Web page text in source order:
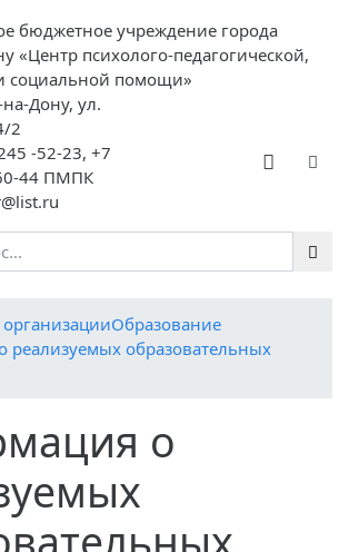
бюджетное учреждение города
«Центр психолого-педагогической,
социальной помощи»
на-Дону, ул.
2
-52-23, +7
44 ПМПК
Образование
реализуемых образовательных
о